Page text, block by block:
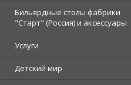
Бильярдные столы фабрики
"Cтарт" (Россия) и аксессуары
Услуги
Детский мир